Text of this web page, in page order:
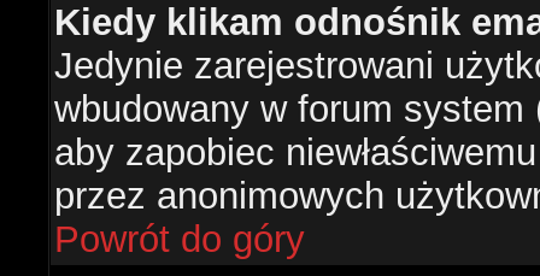
Kiedy klikam odnośnik
Jedynie zarejestrowani
wbudowany w forum system
aby zapobiec
przez anonimowych
Powrót do góry